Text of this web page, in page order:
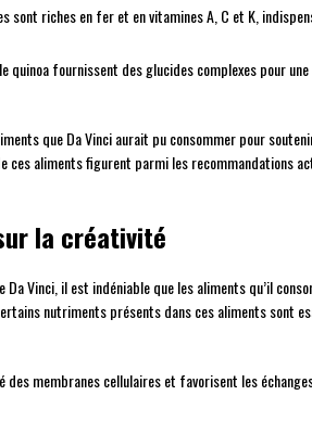
sont riches en fer et en vitamines A, C et K,
quinoa fournissent des glucides complexes pour
que Da Vinci aurait pu consommer pour
aliments figurent parmi les recommandations
la créativité
Da Vinci, il est indéniable que les aliments qu’il
nutriments présents dans ces aliments sont
membranes cellulaires et favorisent les